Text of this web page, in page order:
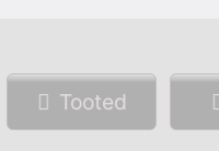
Tooted